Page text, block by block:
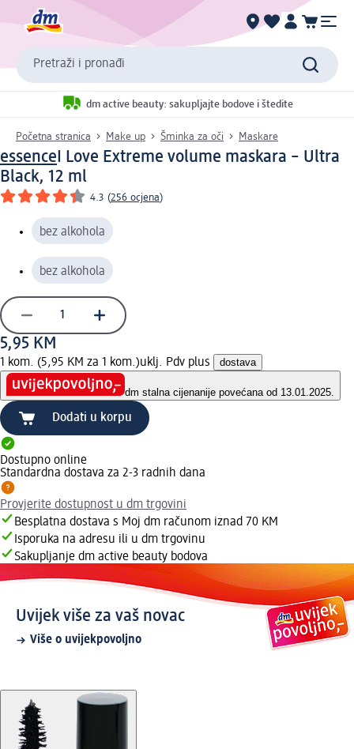
Pretraži i pronađi
dm active beauty: sakupljajte bodove i štedite
Početna stranica Make up Šminka za oči Maskare
essence I Love Extreme volume maskara – Ultra
Black, 12 ml
4.3 (256 ocjena)
bez alkohola
bez alkohola
5,95 KM
1 kom. (5,95 KM za 1 kom.)uklj. Pdv plus dostava
dm stalna cijenanije povećana od 13.01.2025.
Dodati u korpu
Dostupno online
Standardna dostava za 2-3 radnih dana
Provjerite dostupnost u dm trgovini
Besplatna dostava s Moj dm računom iznad 70 KM
Isporuka na adresu ili u dm trgovinu
Sakupljanje dm active beauty bodova
Uvijek više za vaš novac
Više o uvijekpovoljno